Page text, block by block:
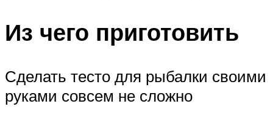
Из чего приготовить
Сделать тесто для рыбалки своими
руками совсем не сложно